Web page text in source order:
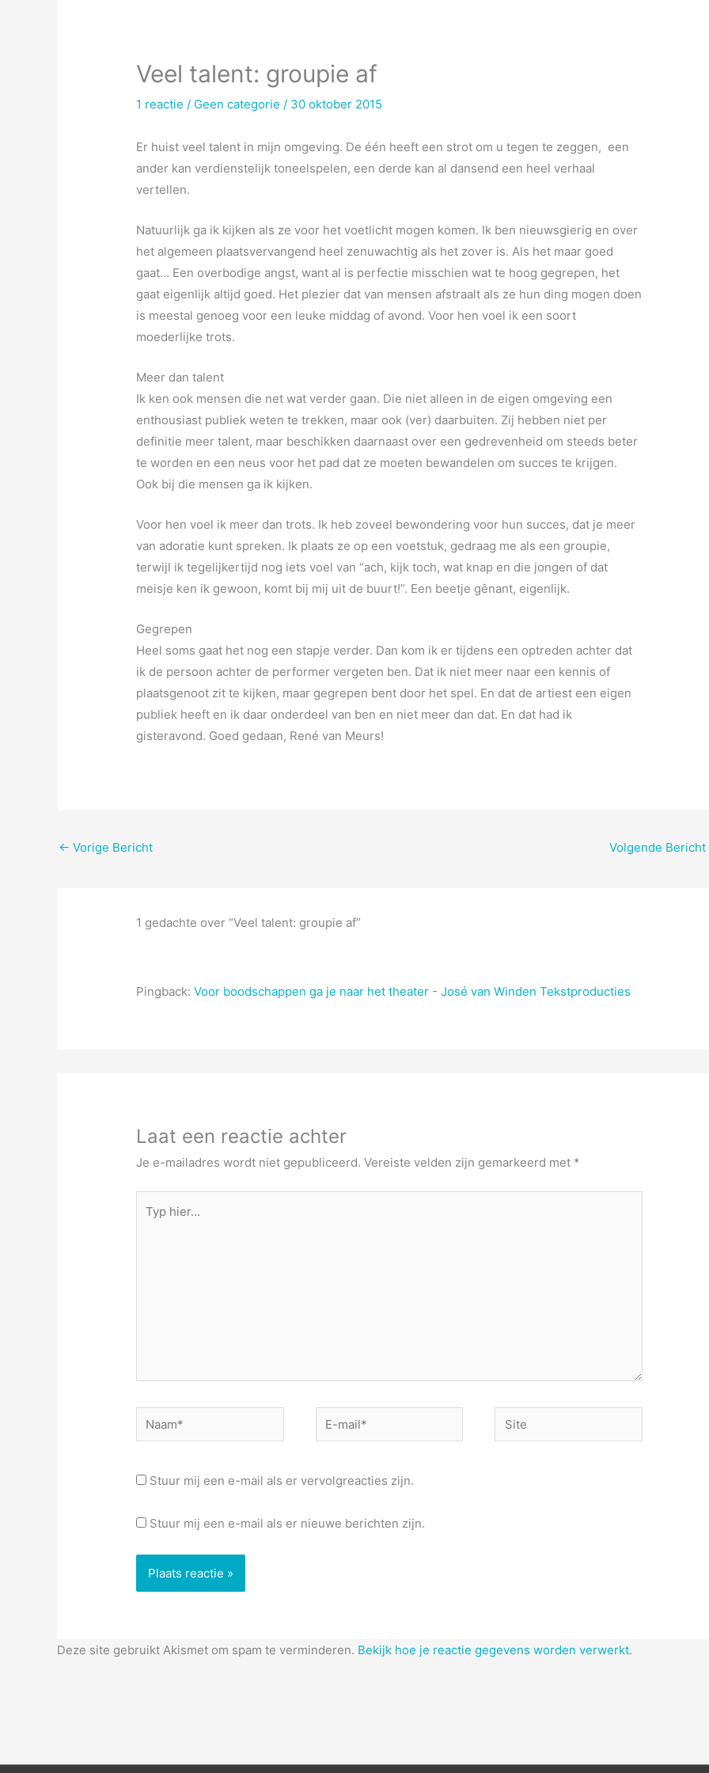
Veel talent: groupie af
1 reactie / Geen categorie / 30 oktober 2015
Er huist veel talent in mijn omgeving. De één heeft een strot om u tegen te zeggen, een
ander kan verdienstelijk toneelspelen, een derde kan al dansend een heel verhaal
vertellen.
Natuurlijk ga ik kijken als ze voor het voetlicht mogen komen. Ik ben nieuwsgierig en over
het algemeen plaatsvervangend heel zenuwachtig als het zover is. Als het maar goed
gaat… Een overbodige angst, want al is perfectie misschien wat te hoog gegrepen, het
gaat eigenlijk altijd goed. Het plezier dat van mensen afstraalt als ze hun ding mogen doen
is meestal genoeg voor een leuke middag of avond. Voor hen voel ik een soort
moederlijke trots.
Meer dan talent
Ik ken ook mensen die net wat verder gaan. Die niet alleen in de eigen omgeving een
enthousiast publiek weten te trekken, maar ook (ver) daarbuiten. Zij hebben niet per
definitie meer talent, maar beschikken daarnaast over een gedrevenheid om steeds beter
te worden en een neus voor het pad dat ze moeten bewandelen om succes te krijgen.
Ook bij die mensen ga ik kijken.
Voor hen voel ik meer dan trots. Ik heb zoveel bewondering voor hun succes, dat je meer
van adoratie kunt spreken. Ik plaats ze op een voetstuk, gedraag me als een groupie,
terwijl ik tegelijkertijd nog iets voel van “ach, kijk toch, wat knap en die jongen of dat
meisje ken ik gewoon, komt bij mij uit de buurt!”. Een beetje gênant, eigenlijk.
Gegrepen
Heel soms gaat het nog een stapje verder. Dan kom ik er tijdens een optreden achter dat
ik de persoon achter de performer vergeten ben. Dat ik niet meer naar een kennis of
plaatsgenoot zit te kijken, maar gegrepen bent door het spel. En dat de artiest een eigen
publiek heeft en ik daar onderdeel van ben en niet meer dan dat. En dat had ik
gisteravond. Goed gedaan, René van Meurs!
← Vorige Bericht Volgende Bericht
1 gedachte over “Veel talent: groupie af”
Pingback:Voor boodschappen ga je naar het theater - José van Winden Tekstproducties
Laat een reactie achter
Je e-mailadres wordt niet gepubliceerd. Vereiste velden zijn gemarkeerd met *
hier...
Naam*
E-
mail*
Site
Stuur mij een e-mail als er vervolgreacties zijn.
Stuur mij een e-mail als er nieuwe berichten zijn.
Deze site gebruikt Akismet om spam te verminderen. Bekijk hoe je reactie gegevens worden verwerkt.